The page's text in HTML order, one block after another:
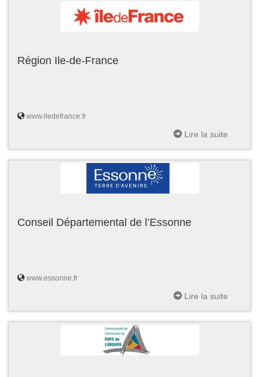
Région Ile-de-France
www.iledefrance.fr
Lire la suite
Conseil Départemental de l’Essonne
www.essonne.fr
Lire la suite